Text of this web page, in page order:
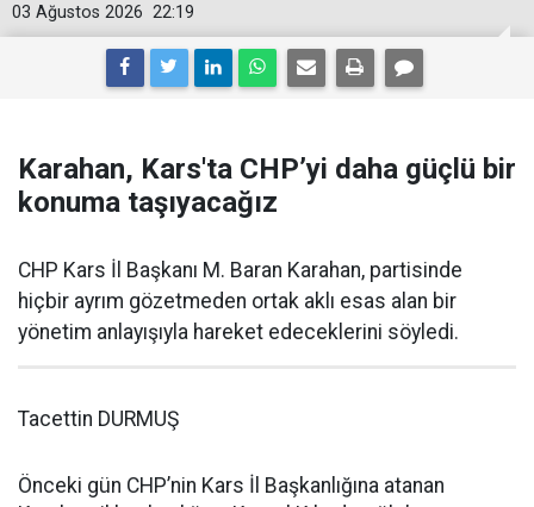
22:19
03 Ağustos 2026
Karahan, Kars'ta CHP’yi daha güçlü bir
konuma taşıyacağız
CHP Kars İl Başkanı M. Baran Karahan, partisinde
hiçbir ayrım gözetmeden ortak aklı esas alan bir
yönetim anlayışıyla hareket edeceklerini söyledi.
Tacettin DURMUŞ
Önceki gün CHP’nin Kars İl Başkanlığına atanan